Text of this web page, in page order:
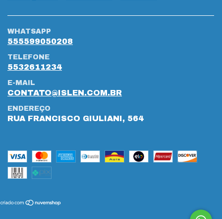
WHATSAPP
555599050208
TELEFONE
5532611234
E-MAIL
CONTATO@ISLEN.COM.BR
ENDEREÇO
RUA FRANCISCO GIULIANI, 564